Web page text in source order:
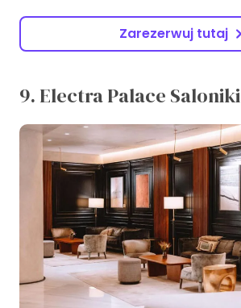
Zarezerwuj tutaj
9. Electra Palace Saloniki